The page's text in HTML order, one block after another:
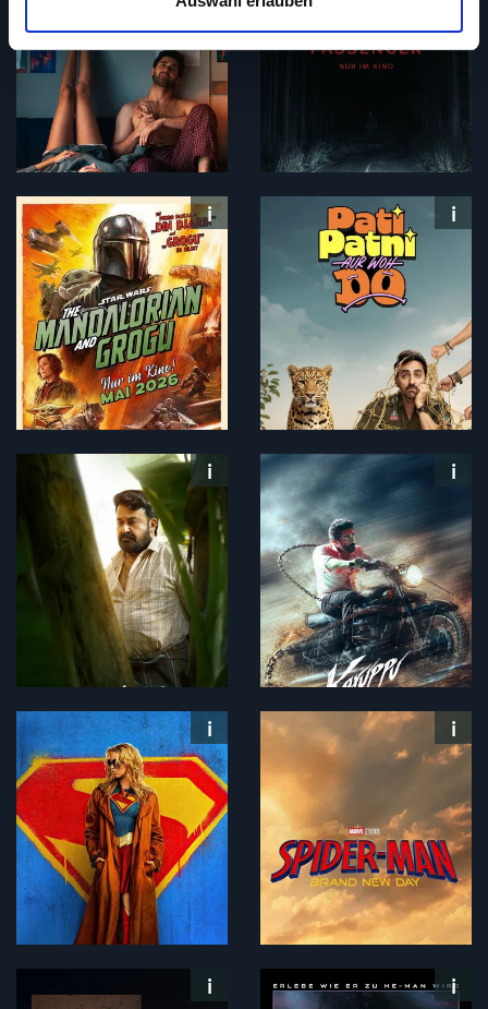
verwenden Cookies, um Inhalte und Anzeigen
auszuspielen und zu personalisieren, Funktionen für
soziale Medien anbieten zu können und die Zugriffe auf
unsere Website zu analysieren. Außerdem geben wir
Informationen zu deiner Verwendung unserer Website an
Analysen weiter. Unsere Partner führen diese
Informationen möglicherweise mit weiteren Daten
zusammen, die du ihnen bereitgestellt hast oder welche
sie im Rahmen deiner Nutzung der Dienste gesammelt
haben. Du kannst diese Genehmigung jederzeit
widerrufen.